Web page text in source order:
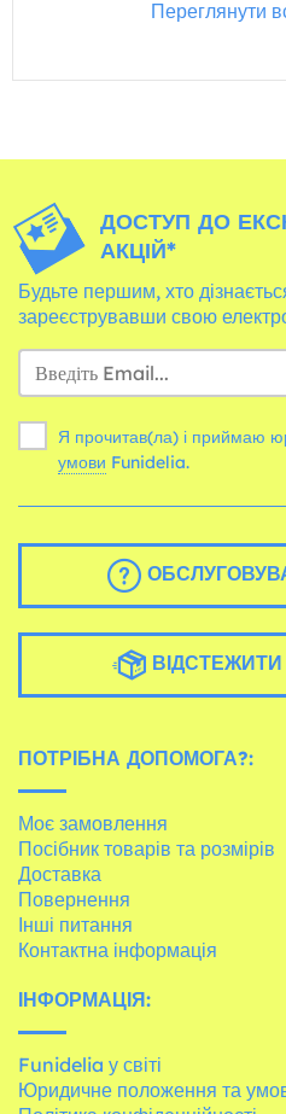
Переглянути
ДОСТУП ДО
АКЦІЙ*
Будьте першим, хто
зареєструвавши свою
Я прочитав(ла) і приймаю
умови Funidelia.
ПОТРІБНА ДОПОМОГА?:
Моє замовлення
Посібник товарів та розмірів
Доставка
Повернення
Інші питання
Контактна інформація
ІНФОРМАЦІЯ:
Funidelia у світі
Юридичне положення та